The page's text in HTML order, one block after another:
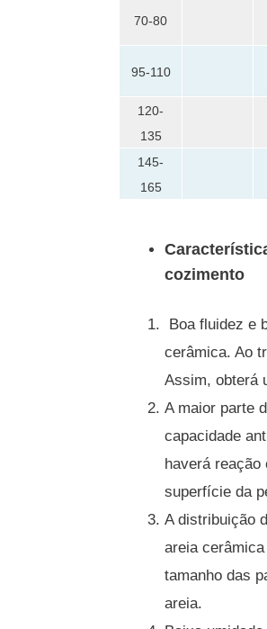
70-80
95-110
120-
135
145-
165
cozimento
Boa fluidez e
cerâmica. Ao
Assim, obterá
A maior parte
capacidade
haverá reação
superfície da
A distribuição
areia
tamanho das
areia.